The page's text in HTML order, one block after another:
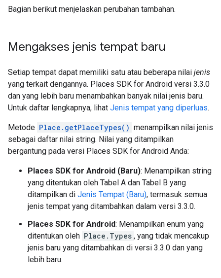
Bagian berikut menjelaskan perubahan tambahan.
Mengakses jenis tempat baru
Setiap tempat dapat memiliki satu atau beberapa nilai jenis
yang terkait dengannya. Places SDK for Android versi 3.3.0
dan yang lebih baru menambahkan banyak nilai jenis baru.
Untuk daftar lengkapnya, lihat Jenis tempat yang diperluas.
Metode Place.getPlaceTypes() menampilkan nilai jenis
sebagai daftar nilai string. Nilai yang ditampilkan
bergantung pada versi Places SDK for Android Anda:
Places SDK for Android (Baru): Menampilkan string
yang ditentukan oleh Tabel A dan Tabel B yang
ditampilkan di Jenis Tempat (Baru), termasuk semua
jenis tempat yang ditambahkan dalam versi 3.3.0.
Places SDK for Android: Menampilkan enum yang
ditentukan oleh Place.Types , yang tidak mencakup
jenis baru yang ditambahkan di versi 3.3.0 dan yang
lebih baru.